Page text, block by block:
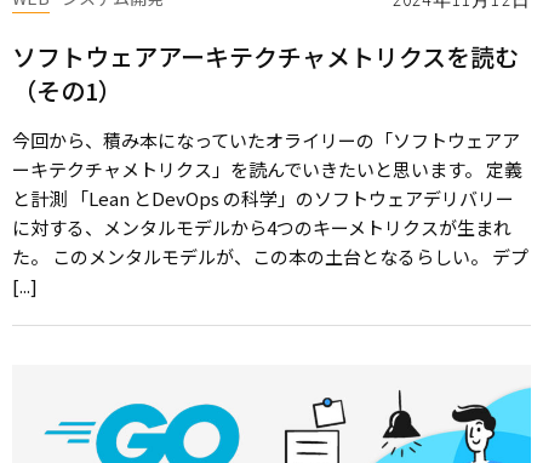
ソフトウェアアーキテクチャメトリクスを読む
（その1）
今回から、積み本になっていたオライリーの「ソフトウェアア
ーキテクチャメトリクス」を読んでいきたいと思います。 定義
と計測 「Lean とDevOps の科学」のソフトウェアデリバリー
に対する、メンタルモデルから4つのキーメトリクスが生まれ
た。 このメンタルモデルが、この本の土台となるらしい。 デプ
[...]